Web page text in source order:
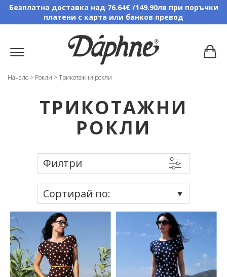
Безплатна доставка над 76.64€ /149.90лв при поръчки
платени с карта или банков превод
Начало > Рокли >Трикотажни рокли
ТРИКОТАЖНИ
РОКЛИ
Филтри
Сортирай по: